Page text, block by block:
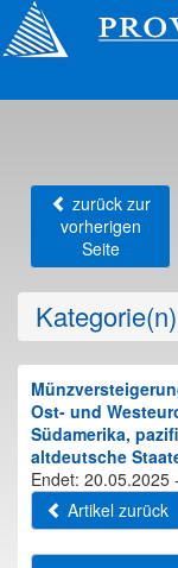
zurück zur
vorherigen
Seite
Kategorie(n)
Ost- und
Südamerika,
altdeutsche
Endet: 20.05.2025
Artikel zurück